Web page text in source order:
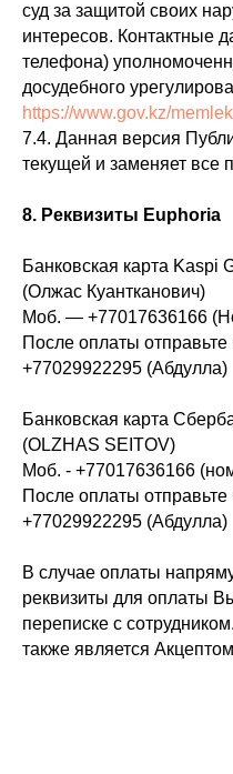
суд за защитой своих
интересов. Контактные
телефона)
досудебного
https://www.gov.kz/
7.4. Данная версия
текущей и заменяет все
8. Реквизиты Euphoria
Банковская карта Kaspi
(Олжас Куантканович)
Моб. — +77017636166
После оплаты
+77029922295 (Абдулла)
Банковская карта
(OLZHAS SEITOV)
Моб. - +77017636166
После оплаты
+77029922295 (Абдулла)
В случае оплаты
реквизиты для оплаты
переписке с
также является